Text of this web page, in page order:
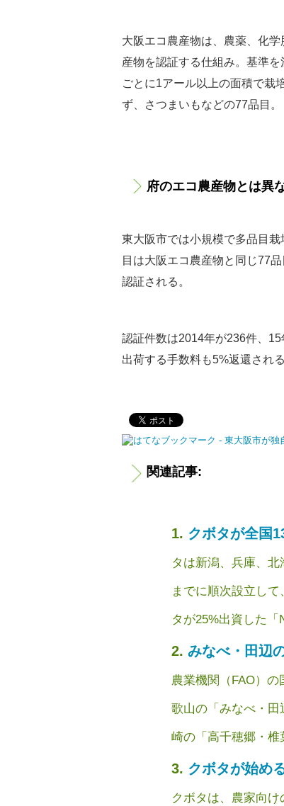
大阪エコ農産物は、農薬、化
産物を認証する仕組み。基準
ごとに1アール以上の面積で栽
ず、さつまいもなどの77品目。
府のエコ農産物とは異
東大阪市では小規模で多品目
目は大阪エコ農産物と同じ77
認証される。
認証件数は2014年が236件、
出荷する手数料も5%返還され
関連記事:
クボタが全国
タは新潟、兵庫、
までに順次設立し
タが25%出資した
みなべ・田辺
農業機関（FAO）
歌山の「みなべ・
崎の「高千穂郷・
クボタが始め
クボタは、農家向